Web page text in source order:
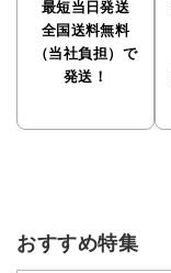
最短当日発送
全国送料無料
（当社負担）で
発送！
おすすめ特集